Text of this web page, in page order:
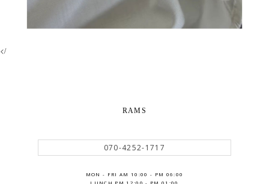
</
RAMS
070-4252-1717
MON - FRI AM 10:00 - PM 06:00
LUNCH PM 12:00 - PM 01:00